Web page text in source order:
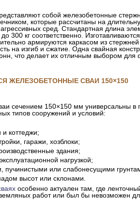
собой железобетонные
которые рассчитаны на
агрессивных сред. Стандартная длина
300 кг соответственно.
армируются каркасом из
на изгиб и сжатие. Одна свайная
что делает их отличным выбором
ЖЕЛЕЗОБЕТОННЫЕ СВАИ 150×150
сечением 150×150 мм универсальны
типов сооружений и условий:
коттеджи;
гаражи, хозблоки;
здания;
нагрузкой;
пучинистыми или слабонесущими
высот или склонами.
особенно актуален там, где
работ или был бы невозможен